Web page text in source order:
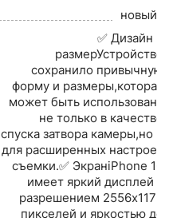
новый
✅ Дизайн и
размерУстройство
сохранило привычную
форму и размеры,которая
может быть использована
не только в качестве
спуска затвора камеры,но и
для расширенных настроек
съемки.✅ ЭкранiPhone 16
имеет яркий дисплей с
разрешением 2556x1179
пикселей и яркостью до